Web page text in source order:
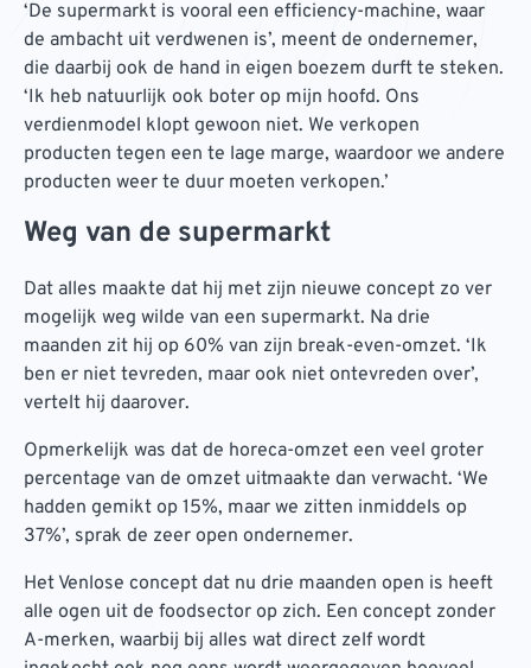
‘De supermarkt is vooral een efficiency-machine, waar
de ambacht uit verdwenen is’, meent de ondernemer,
die daarbij ook de hand in eigen boezem durft te steken.
‘Ik heb natuurlijk ook boter op mijn hoofd. Ons
verdienmodel klopt gewoon niet. We verkopen
producten tegen een te lage marge, waardoor we andere
producten weer te duur moeten verkopen.’
Weg van de supermarkt
Dat alles maakte dat hij met zijn nieuwe concept zo ver
mogelijk weg wilde van een supermarkt. Na drie
maanden zit hij op 60% van zijn break-even-omzet. ‘Ik
ben er niet tevreden, maar ook niet ontevreden over’,
vertelt hij daarover.
Opmerkelijk was dat de horeca-omzet een veel groter
percentage van de omzet uitmaakte dan verwacht. ‘We
hadden gemikt op 15%, maar we zitten inmiddels op
37%’, sprak de zeer open ondernemer.
Het Venlose concept dat nu drie maanden open is heeft
alle ogen uit de foodsector op zich. Een concept zonder
A-merken, waarbij bij alles wat direct zelf wordt